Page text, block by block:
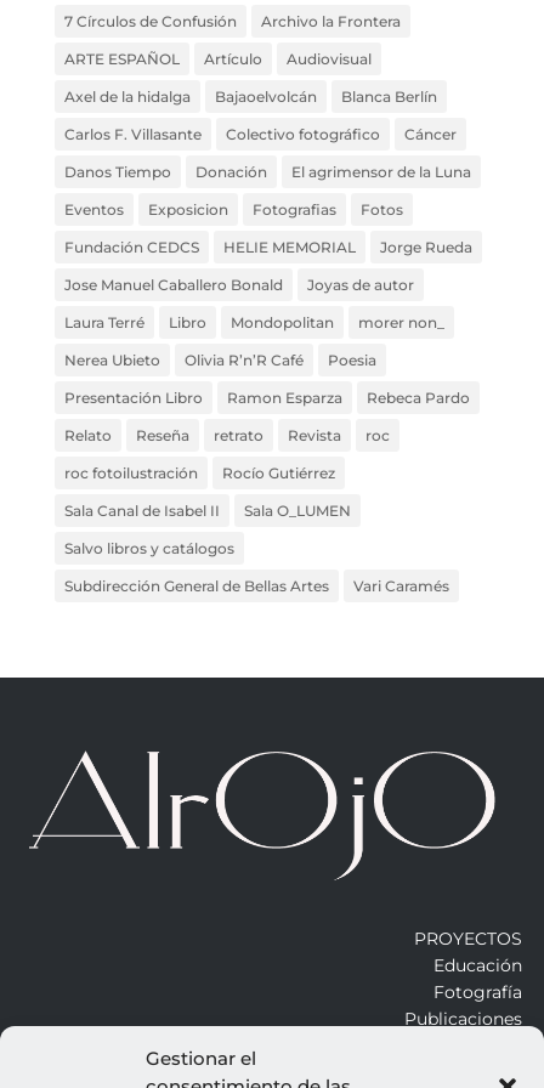
Gestionar el
7 Círculos de Confusión Archivo la Frontera
ARTE ESPAÑOL Artículo Audiovisual
Axel de la hidalga Bajaoelvolcán Blanca Berlín
Carlos F. Villasante Colectivo fotográfico Cáncer
Danos Tiempo Donación El agrimensor de la Luna
Eventos Exposicion Fotografias Fotos
Fundación CEDCS HELIE MEMORIAL Jorge Rueda
Jose Manuel Caballero Bonald Joyas de autor
Laura Terré Libro Mondopolitan morer non_
Nerea Ubieto Olivia R’n’R Café Poesia
Presentación Libro Ramon Esparza Rebeca Pardo
Relato Reseña retrato Revista roc
roc fotoilustración Rocío Gutiérrez
Sala Canal de Isabel II Sala O_LUMEN
Salvo libros y catálogos
Subdirección General de Bellas Artes Vari Caramés
PROYECTOS
Educación
Fotografía
Publicaciones